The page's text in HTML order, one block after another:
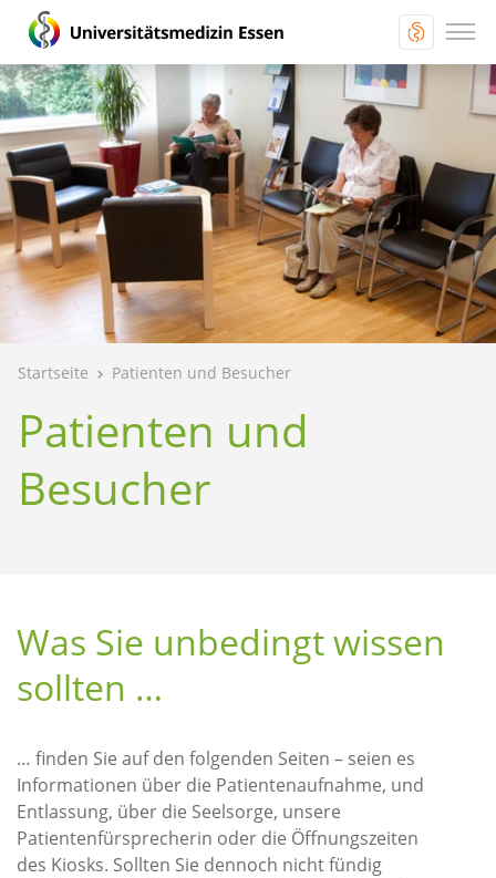
Startseite Patienten und Besucher
Patienten und
Besucher
Was Sie unbedingt wissen
sollten …
… finden Sie auf den folgenden Seiten – seien es
Informationen über die Patientenaufnahme, und
Entlassung, über die Seelsorge, unsere
Patientenfürsprecherin oder die Öffnungszeiten
des Kiosks. Sollten Sie dennoch nicht fündig